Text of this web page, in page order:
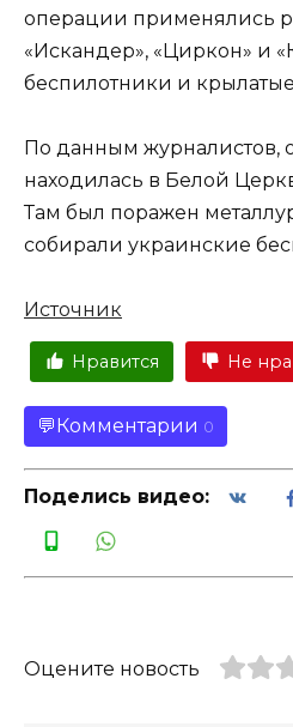
операции применялись
«Искандер», «Циркон» и
беспилотники и
По данным журналистов,
находилась в Белой
Там был поражен
собирали украинские
Источник
Нравится Не
Комментарии 0
Поделись видео:
Оцените новость